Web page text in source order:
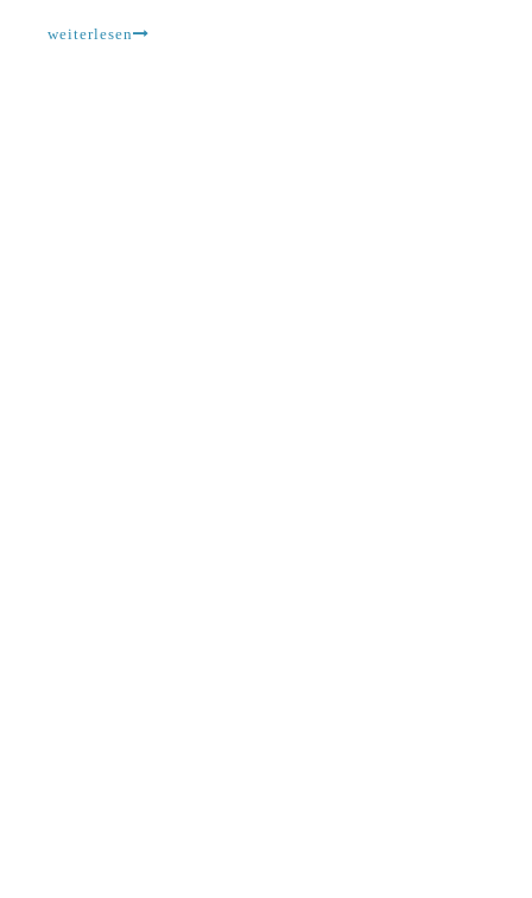
auf der ganzen Welt anbietet.Das Unternehmen ist
weiterlesen